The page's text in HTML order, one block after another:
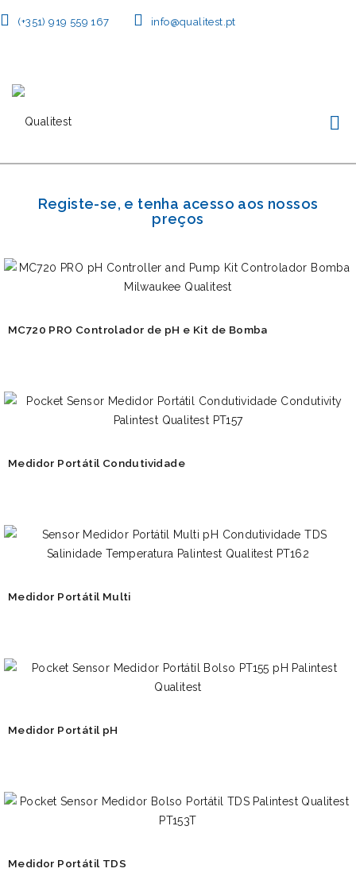
(+351) 919 559 167 info@qualitest.pt
Registe-se, e tenha acesso aos nossos
preços
MC720 PRO Controlador de pH e Kit de Bomba
Medidor Portátil Condutividade
Medidor Portátil Multi
Medidor Portátil pH
Medidor Portátil TDS